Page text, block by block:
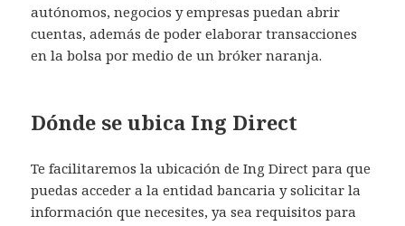
autónomos, negocios y empresas puedan abrir
cuentas, además de poder elaborar transacciones
en la bolsa por medio de un bróker naranja.
Dónde se ubica Ing Direct
Te facilitaremos la ubicación de Ing Direct para que
puedas acceder a la entidad bancaria y solicitar la
información que necesites, ya sea requisitos para